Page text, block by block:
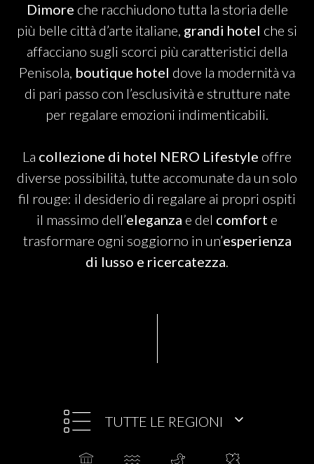
EVENTI
PARTNER
CHARITY
CHAMPAGNE
NEWS
ABOUT US
Dimore che racchiudono tutta la storia delle
più belle città d’arte italiane, grandi hotel che si
affacciano sugli scorci più caratteristici della
Penisola, boutique hotel dove la modernità va
di pari passo con l’esclusività e strutture nate
per regalare emozioni indimenticabili.
La collezione di hotel NERO Lifestyle offre
diverse possibilità, tutte accomunate da un solo
fil rouge: il desiderio di regalare ai propri ospiti
il massimo dell’eleganza e del comfort e
trasformare ogni soggiorno in un’esperienza
di lusso e ricercatezza.